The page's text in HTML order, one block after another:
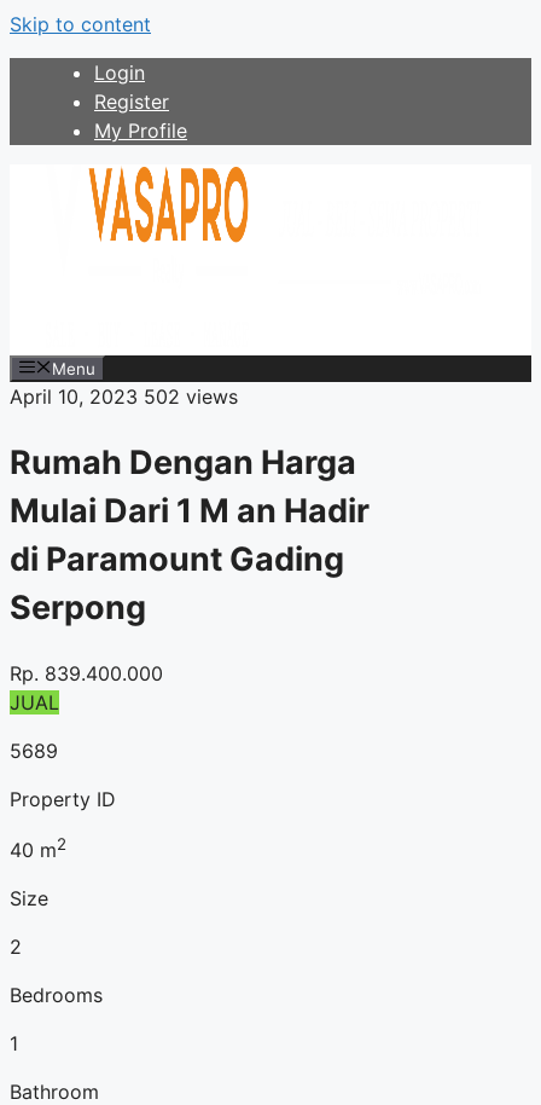
Skip to content
Login
Register
My Profile
Menu
April 10, 2023 502 views
Rumah Dengan Harga
Mulai Dari 1 M an Hadir
di Paramount Gading
Serpong
Rp. 839.400.000
JUAL
5689
Property ID
40 m2
Size
2
Bedrooms
1
Bathroom